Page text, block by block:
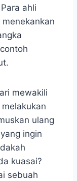
ahli
mewakili
ulang
ingin
kuasai?
sebuah